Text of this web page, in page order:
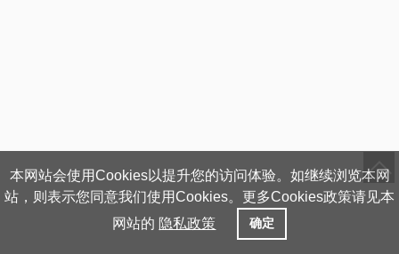
本网站会使用Cookies以提升您的访问体验。如继续浏览本网
站，则表示您同意我们使用Cookies。更多Cookies政策请见本
网站的 隐私政策 确定